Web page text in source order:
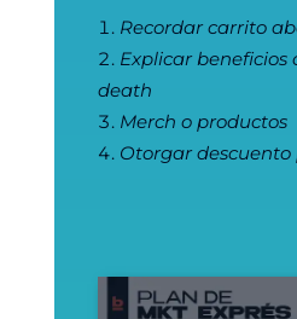
Recordar carrito
Explicar
death
Merch o productos
Otorgar